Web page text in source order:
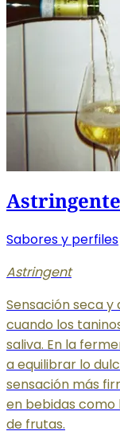
Astringente
Sabores y perfiles
Astringent
Sensación seca
cuando los
saliva. En la
a equilibrar lo
sensación más
en bebidas como
de frutas.